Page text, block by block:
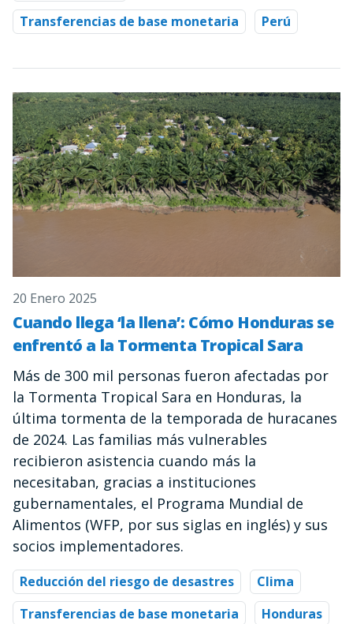
Transferencias de base monetaria
Perú
20 Enero 2025
Cuando llega ‘la llena’: Cómo Honduras se
enfrentó a la Tormenta Tropical Sara
Más de 300 mil personas fueron afectadas por
la Tormenta Tropical Sara en Honduras, la
última tormenta de la temporada de huracanes
de 2024. Las familias más vulnerables
recibieron asistencia cuando más la
necesitaban, gracias a instituciones
gubernamentales, el Programa Mundial de
Alimentos (WFP, por sus siglas en inglés) y sus
socios implementadores.
Reducción del riesgo de desastres
Clima
Transferencias de base monetaria
Honduras